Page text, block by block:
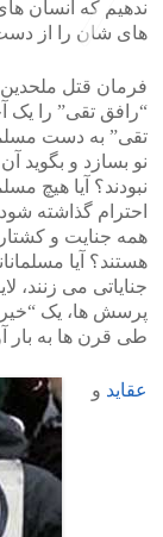
ندهیم که انسان
های شان را از
فرمان قتل ملحدین
“رافق تقی” را یک
تقی” به دست
نو بسازد و بگوید
نبودند؟ آیا هیچ
احترام گذاشته
همه جنایت و
هستند؟ آیا
جنایاتی می زنند،
پرسش ها، یک
طی قرن ها به بار
عقاید و
<